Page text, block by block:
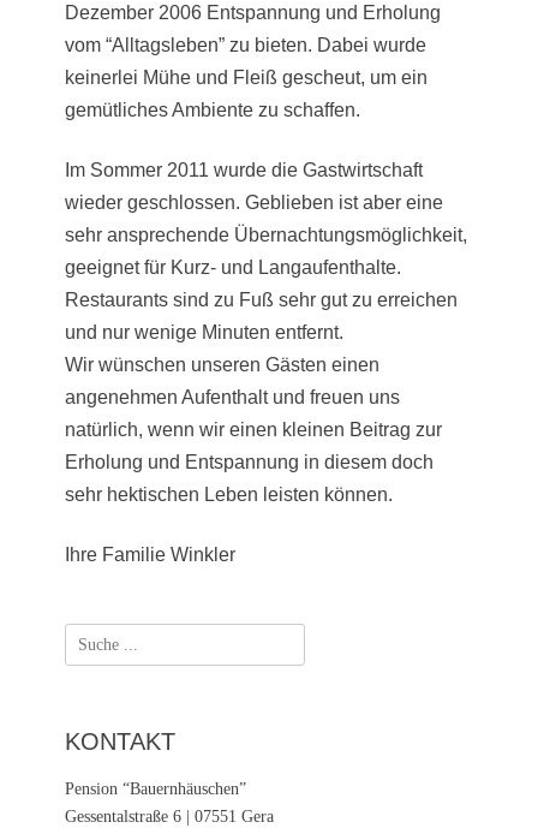
Dezember 2006 Entspannung und Erholung
vom “Alltagsleben” zu bieten. Dabei wurde
keinerlei Mühe und Fleiß gescheut, um ein
gemütliches Ambiente zu schaffen.
Im Sommer 2011 wurde die Gastwirtschaft
wieder geschlossen. Geblieben ist aber eine
sehr ansprechende Übernachtungsmöglichkeit,
geeignet für Kurz- und Langaufenthalte.
Restaurants sind zu Fuß sehr gut zu erreichen
und nur wenige Minuten entfernt.
Wir wünschen unseren Gästen einen
angenehmen Aufenthalt und freuen uns
natürlich, wenn wir einen kleinen Beitrag zur
Erholung und Entspannung in diesem doch
sehr hektischen Leben leisten können.
Ihre Familie Winkler
Suche
nach:
KONTAKT
Pension “Bauernhäuschen”
Gessentalstraße 6 | 07551 Gera